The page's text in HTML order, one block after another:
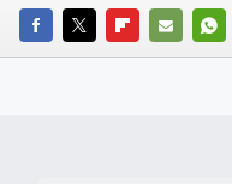
FACEBOOK
TWITTERFLIPBOARD
E-